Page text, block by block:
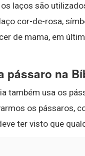
laços são
cor-de-rosa,
de mama, em
pássaro na
também usa os
os pássaros,
ter visto que